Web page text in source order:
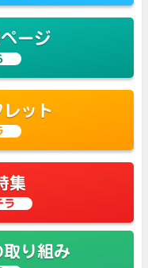
ージ
ット
集
ラ
り組み